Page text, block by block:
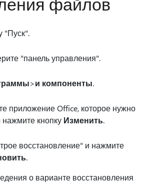
"Пуск".
"панель управления".
>и компоненты.
приложение Office, которое нужно
нажмите кнопку Изменить.
восстановление" и нажмите
.
о варианте восстановления